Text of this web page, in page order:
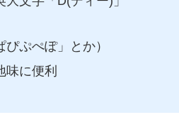
ぷぺぽ」とか）
味に便利